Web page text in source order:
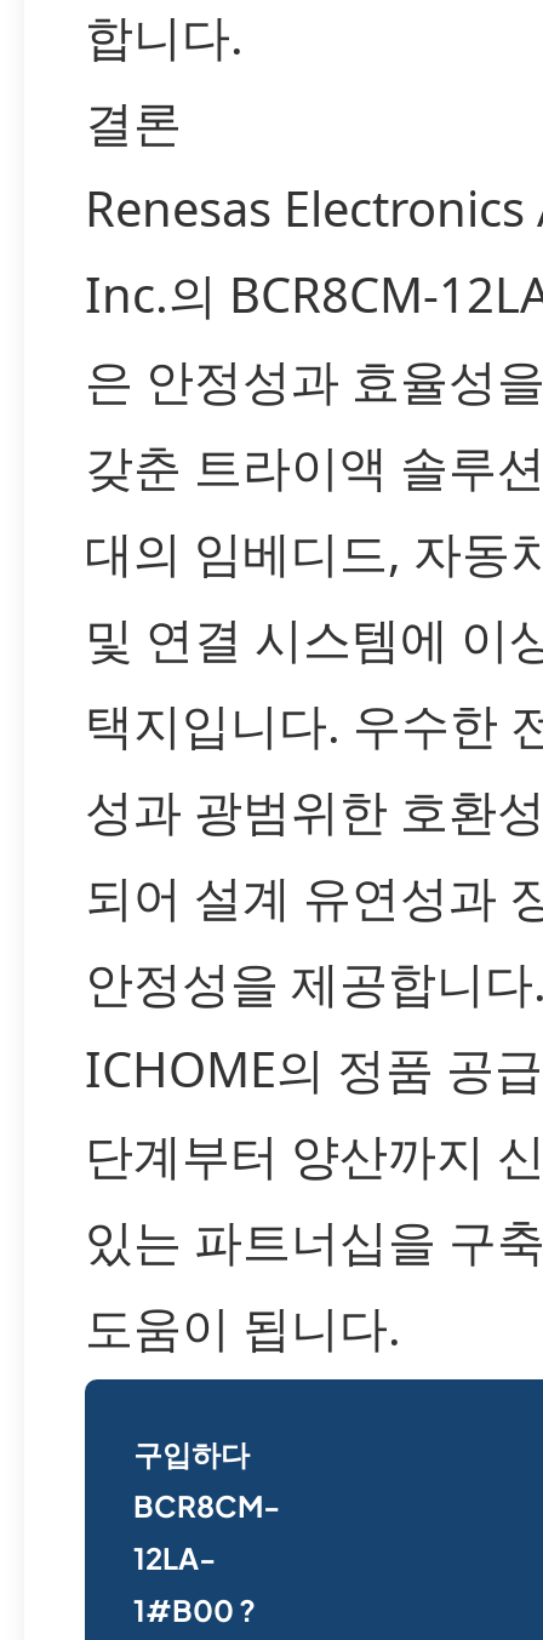
합니다.
결론
Renesas
Inc.의 BCR8CM-
은 안정성과 효율성
갖춘 트라이액 솔루
대의 임베디드, 자동
및 연결 시스템에 이
택지입니다. 우수한
성과 광범위한 호환
되어 설계 유연성과
안정성을 제공합니
ICHOME의 정품 공
단계부터 양산까지
있는 파트너십을 구
도움이 됩니다.
구입하다
BCR8CM-
12LA-
1#B00 ?